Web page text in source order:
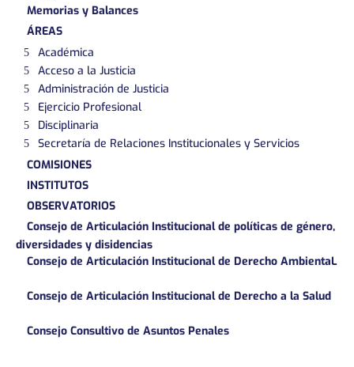
Memorias y Balances
ÁREAS
Académica
Acceso a la Justicia
Administración de Justicia
Ejercicio Profesional
Disciplinaria
Secretaría de Relaciones Institucionales y Servicios
COMISIONES
INSTITUTOS
OBSERVATORIOS
Consejo de Articulación Institucional de políticas de género,
diversidades y disidencias
Consejo de Articulación Institucional de Derecho AmbientaL
Consejo de Articulación Institucional de Derecho a la Salud
Consejo Consultivo de Asuntos Penales